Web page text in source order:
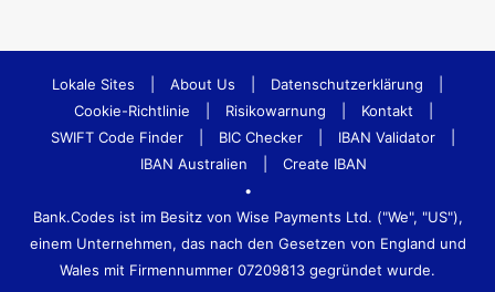
Lokale Sites About Us Datenschutzerklärung
Cookie-Richtlinie
Risikowarnung Kontakt
SWIFT Code Finder
BIC Checker IBAN Validator
IBAN Australien
Create IBAN
•
Bank.Codes ist im Besitz von Wise Payments Ltd. ("We", "US"),
einem Unternehmen, das nach den Gesetzen von England und
Wales mit Firmennummer 07209813 gegründet wurde.